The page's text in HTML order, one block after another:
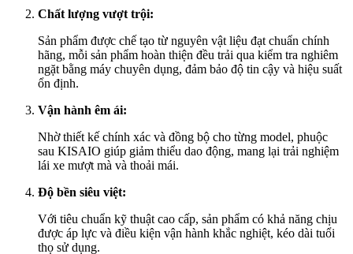
Chất lượng vượt trội:
Sản phẩm được chế tạo từ nguyên vật liệu đạt chuẩn chính
hãng, mỗi sản phẩm hoàn thiện đều trải qua kiểm tra nghiêm
ngặt bằng máy chuyên dụng, đảm bảo độ tin cậy và hiệu suất
ổn định.
Vận hành êm ái:
Nhờ thiết kế chính xác và đồng bộ cho từng model, phuộc
sau KISAIO giúp giảm thiểu dao động, mang lại trải nghiệm
lái xe mượt mà và thoải mái.
Độ bền siêu việt:
Với tiêu chuẩn kỹ thuật cao cấp, sản phẩm có khả năng chịu
được áp lực và điều kiện vận hành khắc nghiệt, kéo dài tuổi
thọ sử dụng.